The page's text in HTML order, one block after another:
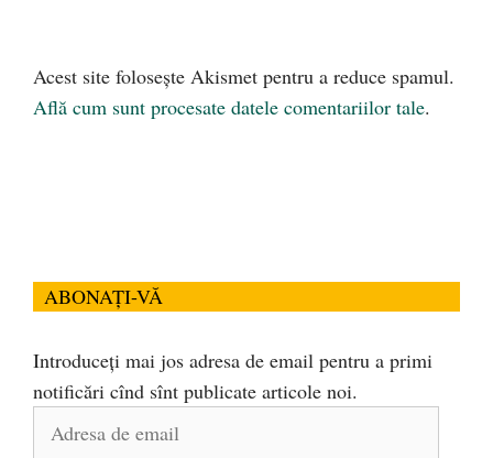
Acest site folosește Akismet pentru a reduce spamul.
Află cum sunt procesate datele comentariilor tale.
ABONAȚI-VĂ
Introduceți mai jos adresa de email pentru a primi
notificări cînd sînt publicate articole noi.
Adresa